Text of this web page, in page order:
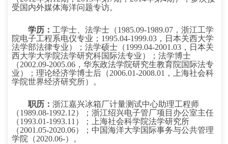
受国内外媒体海洋问题专访。
学历： 工学士、法学士（1985.09-1989.07 ，浙江工学
院电子工程系电仪专业； 1995.04-1999.03 ，日本关西大学
法学部法律专业）；法学硕士（1999.04-2001.03 ，日本关
西大学大学院法学研究科国际法专业）；法学博士
（2002.09-2005.06 ，华东政法学院研究生教育院国际法专
业）；理论经济学博士后（2006.01-2008.01 ，上海社会科
学院世界经济研究所）。
职历：浙江嘉兴冰箱厂计量测试中心助理工程师
（1989.08-1992.12）；浙江绍兴电子管厂项目办公室主任
（1993.01-1993.11 ）；上海社会科学院法学研究所
（2001.05-2020.06）；中国海洋大学国际事务与公共管理
学院（2020.06-）。